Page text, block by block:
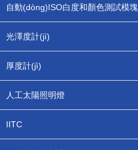
自動(dòng)ISO白度和顏色測試模塊
光澤度計(jì)
厚度計(jì)
人工太陽照明燈
IITC